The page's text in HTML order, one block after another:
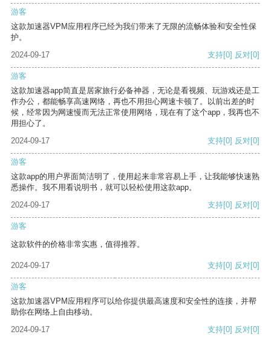
游客
这款加速器VPM应用程序已经为我们带来了无限的流畅体验和安全性保
护。
2024-09-17
支持[0] 反对[0]
游客
这款加速器app简直是居家旅行必备神器，无论是看视频、玩游戏还是工
作办公，都能畅享高速网络，再也不用担心网速卡顿了。以前出差的时
候，经常因为网速慢而无法正常使用网络，现在有了这个app，我再也不
用担心了。
2024-09-17
支持[0] 反对[0]
游客
这款app的用户界面简洁明了，使用起来非常容易上手，让我能够快速熟
悉操作。我不用看说明书，就可以轻松使用这款app。
2024-09-17
支持[0] 反对[0]
游客
这款软件的价格非常实惠，值得推荐。
2024-09-17 支持[0] 反对[0]
游客
这款加速器VPM应用程序可以给你提供最高速度和安全性的连接，并帮
助你在网络上自由移动。
2024-09-17
支持[0] 反对[0]